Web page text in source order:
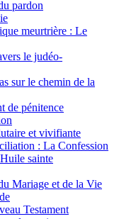
pardon
meurtrière : Le
le judéo-
sur le chemin de la
de pénitence
et vivifiante
: La Confession
sainte
Mariage et de la Vie
Testament